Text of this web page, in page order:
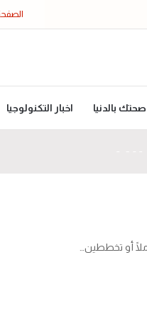
صحتك بالدنيا اخبار التكنولوجيا
أو تخططين…